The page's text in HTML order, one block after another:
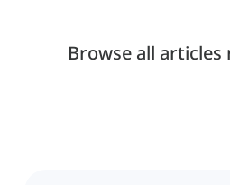
Browse all